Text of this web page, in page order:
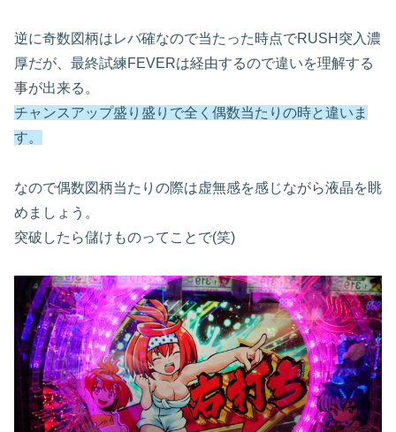
逆に奇数図柄はレバ確なので当たった時点でRUSH 突入濃
厚だが、最終試練FEVERは経由するので違いを理解する
事が出来る。
チャンスアップ盛り盛りで全く偶数当たりの時と違いま
す。
なので偶数図柄当たりの際は虚無感を感じながら液晶を眺
めましょう。
突破したら儲けものってことで(笑)